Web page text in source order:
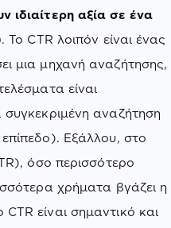
ιδιαίτερη αξία σε ένα
. Το CTR λοιπόν είναι ένας
μια μηχανή αναζήτησης,
είναι
αναζήτηση
Εξάλλου, στο
όσο περισσότερο
χρήματα βγάζει η
είναι σημαντικό και